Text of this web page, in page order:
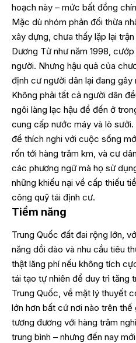
hoạch này – mức bất đồng
Mặc dù nhóm phản đối thừa
xây dựng, chưa thấy lặp lại
Dương Tử như năm 1998,
người. Nhưng hậu quả của
định cư người dân lại đang gây
Không phải tất cả người dân
ngôi làng lạc hậu để đến ở
cung cấp nước máy và lò
để thích nghi với cuộc sống
rốn tới hàng trăm km, và cư
các phương ngữ mà họ sử
những khiếu nại về cấp thiếu
công quỹ tái định cư.
Tiềm năng
Trung Quốc đất đai rộng lớn,
năng dồi dào và nhu cầu tiêu
thật lãng phí nếu không tích
tái tạo tự nhiên để duy trì tăng
Trung Quốc, về mặt lý thuyết
lớn hơn bất cứ nơi nào trên
tương đương với hàng trăm
trung bình – nhưng đến nay